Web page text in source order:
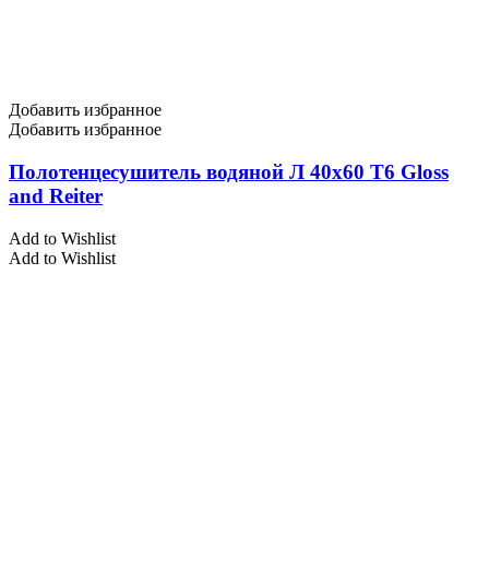
Добавить избранное
Добавить избранное
Полотенцесушитель водяной Л 40х60 Т6 Gloss
and Reiter
Add to Wishlist
Add to Wishlist